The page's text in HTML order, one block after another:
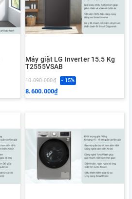
Máy giặt LG Inverter 15.5 Kg
T2555VSAB
10.090.000₫ - 15%
8.600.000₫